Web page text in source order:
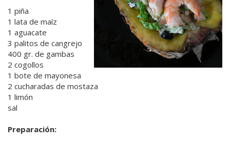
1 piña
1 lata de maíz
1 aguacate
3 palitos de cangrejo
400 gr. de gambas
2 cogollos
1 bote de mayonesa
2 cucharadas de mostaza
1 limón
sal
Preparación: